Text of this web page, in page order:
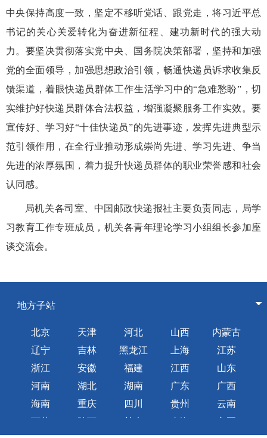
中央保持高度一致，坚定不移听党话、跟党走，将习近平总
书记的关心关爱转化为奋进新征程、建功新时代的强大动
力。要坚决贯彻落实党中央、国务院决策部署，坚持和加强
党的全面领导，加强思想政治引领，畅通快递员诉求收集反
馈渠道，着眼快递员群体工作生活学习中的“急难愁盼”，切
实维护好快递员群体合法权益，增强凝聚服务工作实效。要
宣传好、学习好“十佳快递员”的先进事迹，发挥先进典型示
范引领作用，在全行业推动形成崇尚先进、学习先进、争当
先进的浓厚氛围，着力提升快递员群体的职业荣誉感和社会
认同感。
局机关各司室、中国邮政快递报社主要负责同志，局学
习教育工作专班成员，机关各青年理论学习小组组长参加座
谈交流会。
地方子站
北京 天津 河北 山西
内蒙古
辽宁
吉林 黑龙江 上海
江苏
浙江
安徽 福建 江西
山东
河南
湖北 湖南 广东
广西
海南
重庆 四川 贵州
云南